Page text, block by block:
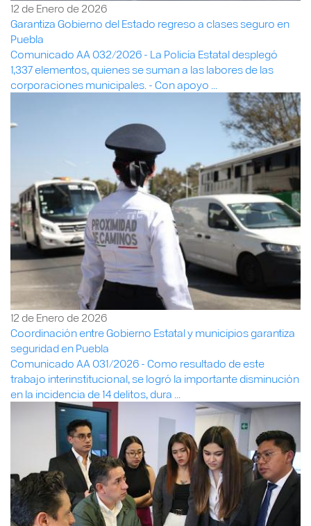
12 de Enero de 2026
Garantiza Gobierno del Estado regreso a clases seguro en
Puebla
Comunicado AA 032/2026 - La Policía Estatal desplegó
1,337 elementos, quienes se suman a las labores de las
corporaciones municipales. - Con apoyo ...
12 de Enero de 2026
Coordinación entre Gobierno Estatal y municipios garantiza
seguridad en Puebla
Comunicado AA 031/2026 - Como resultado de este
trabajo interinstitucional, se logró la importante disminución
en la incidencia de 14 delitos, dura ...